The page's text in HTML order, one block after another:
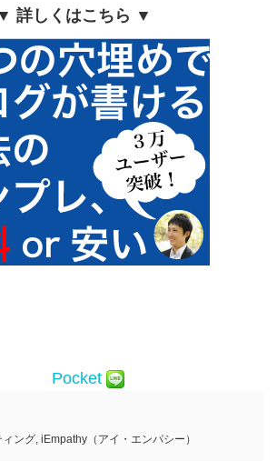
詳しくはこちら ▼
Pocket
ィング iEmpathy（アイ・エンパシー）